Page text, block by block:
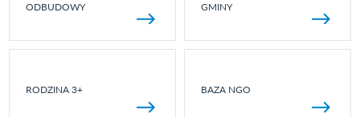
ODBUDOWY
GMINY
RODZINA 3+ BAZA NGO